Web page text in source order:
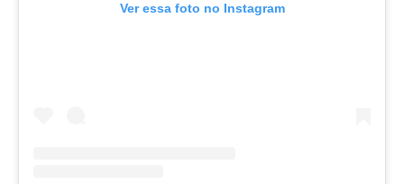
Ver essa foto no Instagram